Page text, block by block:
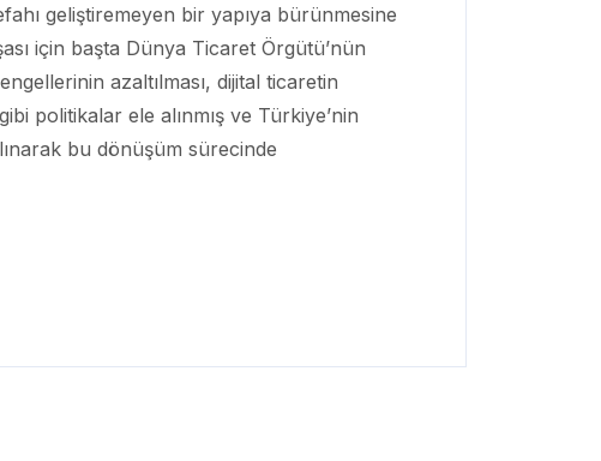
geliştiremeyen bir yapıya bürünmesine
için başta Dünya Ticaret Örgütü’nün
azaltılması, dijital ticaretin
politikalar ele alınmış ve Türkiye’nin
bu dönüşüm sürecinde